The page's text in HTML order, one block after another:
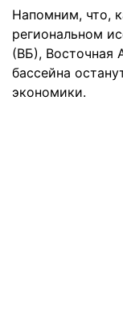
Напомним, что,
региональном
(ВБ), Восточная
бассейна
экономики.